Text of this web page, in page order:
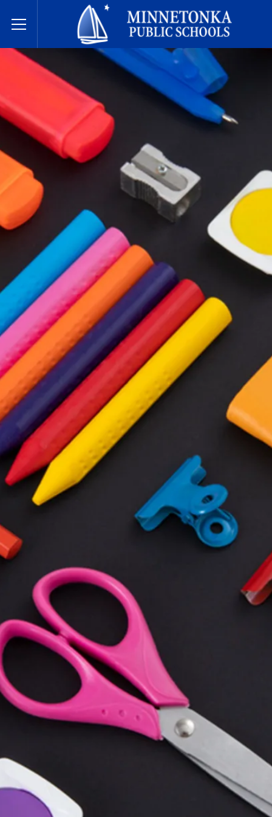
Toggle Menu
Minnetonka davlat maktablari